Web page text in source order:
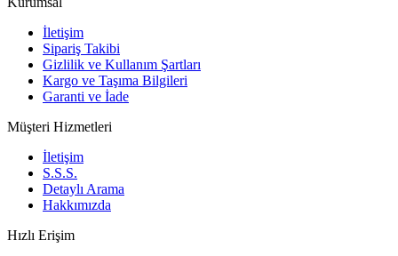
İletişim
Sipariş Takibi
Gizlilik ve Kullanım Şartları
Kargo ve Taşıma Bilgileri
Garanti ve İade
Müşteri Hizmetleri
İletişim
S.S.S.
Detaylı Arama
Hakkımızda
Hızlı Erişim